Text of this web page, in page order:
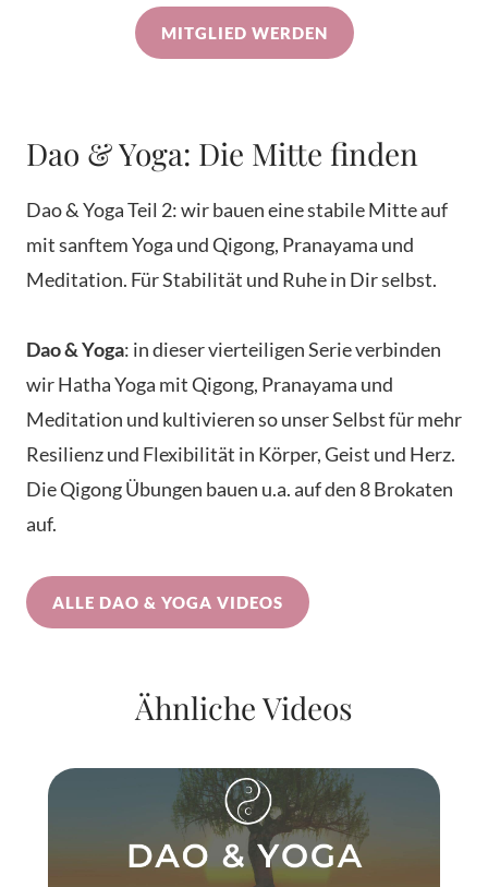
MITGLIED WERDEN
Dao & Yoga: Die Mitte finden
Dao & Yoga Teil 2: wir bauen eine stabile Mitte auf
mit sanftem Yoga und Qigong, Pranayama und
Meditation. Für Stabilität und Ruhe in Dir selbst.
Dao & Yoga: in dieser vierteiligen Serie verbinden
wir Hatha Yoga mit Qigong, Pranayama und
Meditation und kultivieren so unser Selbst für mehr
Resilienz und Flexibilität in Körper, Geist und Herz.
Die Qigong Übungen bauen u.a. auf den 8 Brokaten
auf.
ALLE DAO & YOGA VIDEOS
Ähnliche Videos